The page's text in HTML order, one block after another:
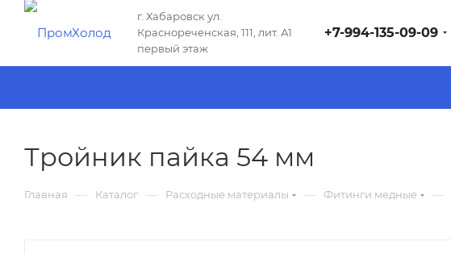
г. Хабаровск ул.
Краснореченская, 111, лит. А1
первый этаж
+7-994-135-09-09
Тройник пайка 54 мм
Главная — Каталог — Расходные материалы — Фитинги медные —